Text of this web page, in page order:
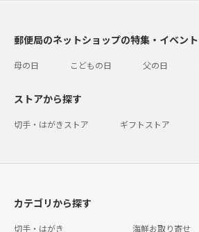
郵便局のネットショップの特集・イベント
母の日 こどもの日 父の日
ストアから探す
切手・はがきストア ギフトストア
カテゴリから探す
切手・はがき 海鮮お取り寄せ